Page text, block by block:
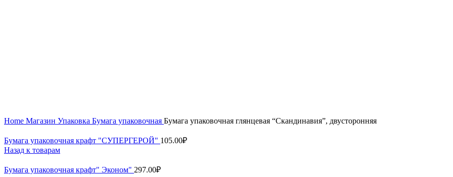
Home Магазин Упаковка Бумага упаковочная Бумага упаковочная глянцевая “Скандинавия”, двусторонняя
Бумага упаковочная крафт "СУПЕРГЕРОЙ" 105.00₽
Назад к товарам
Бумага упаковочная крафт" Эконом" 297.00₽